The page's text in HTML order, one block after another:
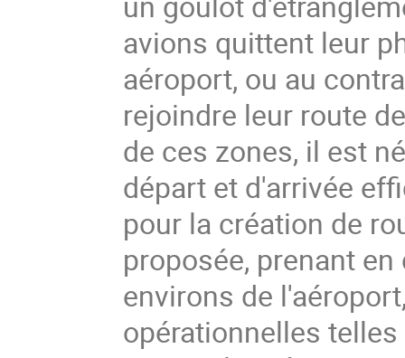
avions quittent leur
aéroport, ou au
rejoindre leur route
de ces zones, il est
départ et d'arrivée
pour la création de
proposée, prenant
environs de
opérationnelles